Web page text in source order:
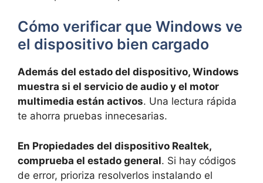
Cómo verificar que Windows ve
el dispositivo bien cargado
Además del estado del dispositivo, Windows
muestra si el servicio de audio y el motor
multimedia están activos. Una lectura rápida
te ahorra pruebas innecesarias.
En Propiedades del dispositivo Realtek,
comprueba el estado general. Si hay códigos
de error, prioriza resolverlos instalando el